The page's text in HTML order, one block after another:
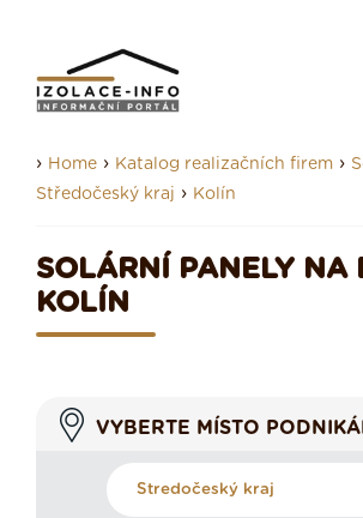
› Home › Katalog realizačních firem ›
Středočeský kraj › Kolín
SOLÁRNÍ PANELY NA
KOLÍN
VYBERTE MÍSTO